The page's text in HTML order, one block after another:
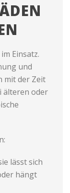
Einsatz.
und
mit der Zeit
älteren oder
lässt sich
hängt